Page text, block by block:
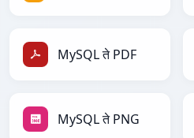
MySQL ते PDF
MySQL ते PNG